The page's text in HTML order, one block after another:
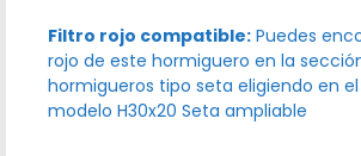
Filtro rojo compatible: Puedes
rojo de este hormiguero en la
hormigueros tipo seta eligiendo en
modelo H30x20 Seta ampliable